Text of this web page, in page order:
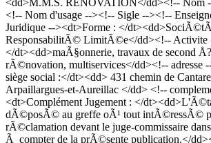
<!-- Nom d'usage --><!-- Sigle --><!--
Juridique --><dt>Forme : </
ResponsabilitÃ© LimitÃ©e</dd><!-- Activite
</dt><dd>maÃ§onnerie, travaux de second
rÃ©novation, multiservices</dd><!-- adresse
siège social :</dt><dd> 431 chemin de
Arpaillargues-et-Aureillac </dd> <!--
<dt>Complément Jugement : </
dÃ©posÃ© au greffe oÃ¹ tout intÃ©ressÃ©
rÃ©clamation devant le juge-commissaire
Ã compter de la prÃ©sente publication.</